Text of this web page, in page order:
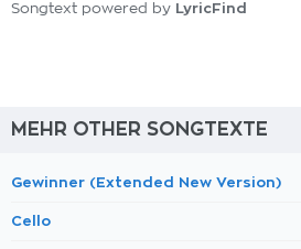
Songtext powered by LyricFind
MEHR OTHER SONGTEXTE
Gewinner (Extended New Version)
Cello